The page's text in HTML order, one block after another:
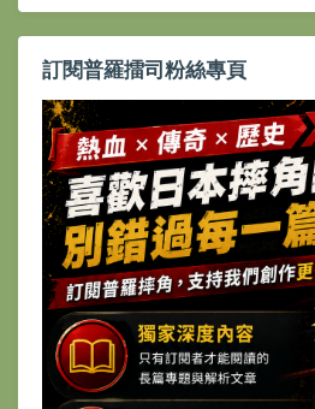
訂閱普羅擂司粉絲專頁